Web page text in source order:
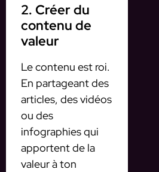
2. Créer du
contenu de
valeur
Le contenu est roi.
En partageant des
articles, des vidéos
ou des
infographies qui
apportent de la
valeur à ton